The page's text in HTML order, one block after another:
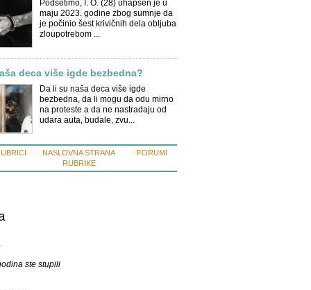
Podsetimo, I. O. (28) uhapšen je u
maju 2023. godine zbog sumnje da
je počinio šest krivičnih dela obljuba
zloupotrebom ...
deca više igde bezbedna?
Da li su naša deca više igde
bezbedna, da li mogu da odu mirno
na proteste a da ne nastradaju od
udara auta, budale, zvu...
NASLOVNA STRANA
RUBRIKE
FORUMI
ste stupili